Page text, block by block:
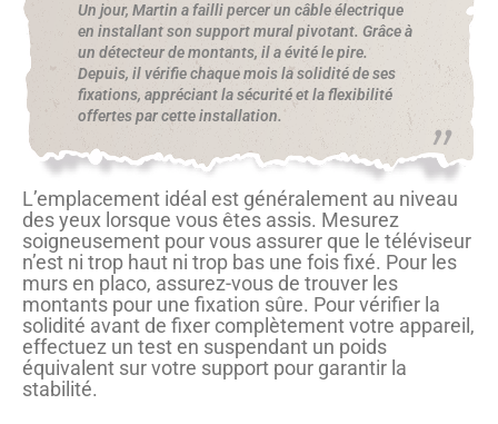
Un jour, Martin a failli percer un câble électrique
en installant son support mural pivotant. Grâce à
un détecteur de montants, il a évité le pire.
Depuis, il vérifie chaque mois la solidité de ses
fixations, appréciant la sécurité et la flexibilité
offertes par cette installation.
L’emplacement idéal est généralement au niveau
des yeux lorsque vous êtes assis. Mesurez
soigneusement pour vous assurer que le téléviseur
n’est ni trop haut ni trop bas une fois fixé. Pour les
murs en placo, assurez-vous de trouver les
montants pour une fixation sûre. Pour vérifier la
solidité avant de fixer complètement votre appareil,
effectuez un test en suspendant un poids
équivalent sur votre support pour garantir la
stabilité.